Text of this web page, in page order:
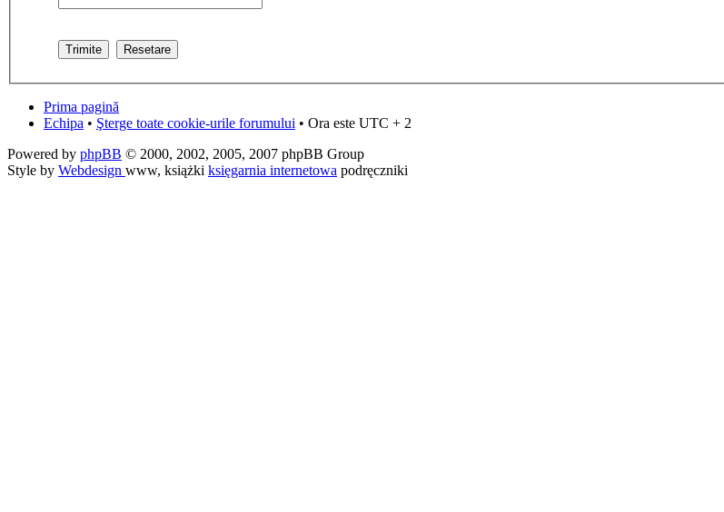
Prima pagină
Echipa • Şterge toate cookie-urile forumului • Ora este UTC + 2
Powered by phpBB © 2000, 2002, 2005, 2007 phpBB Group
Style by Webdesign www, książki księgarnia internetowa podręczniki